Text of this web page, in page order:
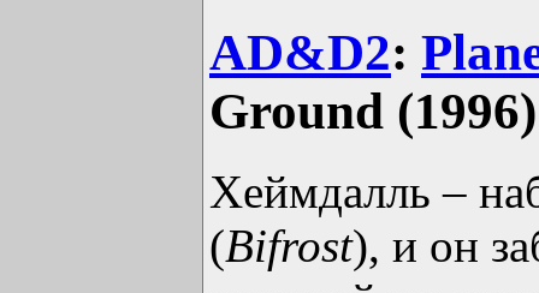
AD&D2:
Ground (1996)
Хеймдалль –
(Bifrost), и он